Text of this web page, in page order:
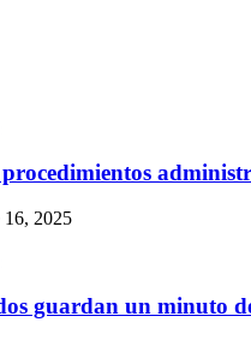
procedimientos
16, 2025
guardan un minuto